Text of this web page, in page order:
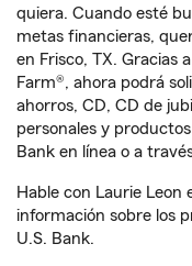
quiera. Cuando esté
metas financieras,
en Frisco, TX. Gracias
Farm®, ahora podrá
ahorros, CD, CD de
personales y
Bank en línea o a
Hable con Laurie Leon
información sobre los
U.S. Bank.